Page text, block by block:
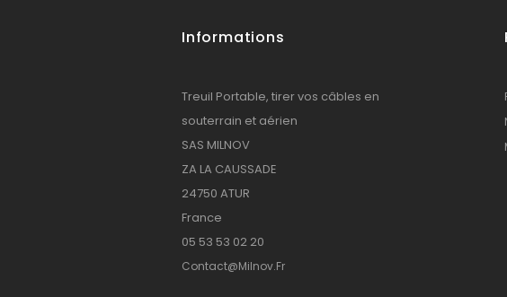
Informations
Treuil Portable, tirer vos câbles en
souterrain et aérien
SAS MILNOV
ZA LA CAUSSADE
24750 ATUR
France
05 53 53 02 20
Contact@milnov.fr